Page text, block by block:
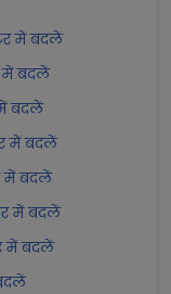
में बदलें
में बदलें
में बदलें
में बदलें
में बदलें
में बदलें
में बदलें